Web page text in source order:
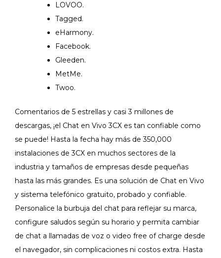
LOVOO.
Tagged.
eHarmony.
Facebook.
Gleeden.
MetMe.
Twoo.
Comentarios de 5 estrellas y casi 3 millones de
descargas, ¡el Chat en Vivo 3CX es tan confiable como
se puede! Hasta la fecha hay más de 350,000
instalaciones de 3CX en muchos sectores de la
industria y tamaños de empresas desde pequeñas
hasta las más grandes. Es una solución de Chat en Vivo
y sistema telefónico gratuito, probado y confiable.
Personalice la burbuja del chat para reflejar su marca,
configure saludos según su horario y permita cambiar
de chat a llamadas de voz o video free of charge desde
el navegador, sin complicaciones ni costos extra. Hasta